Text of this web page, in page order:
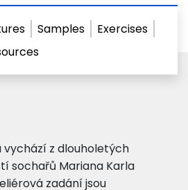
Samples
Exercises
z dlouholetých
sochařů Mariana Karla
zadání jsou